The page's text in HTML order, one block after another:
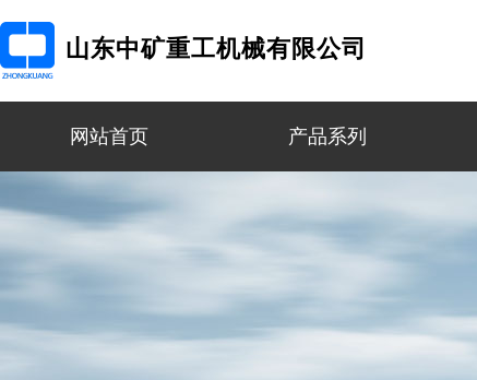
山东中矿重工机械有限公司
网站首页 产品系列